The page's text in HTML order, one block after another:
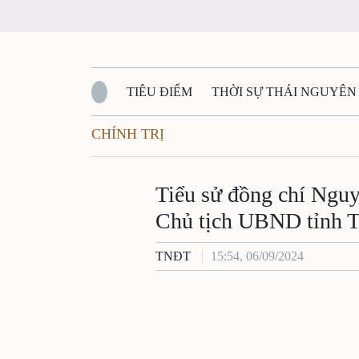
TIÊU ĐIỂM THỜI SỰ THÁI NGUYÊN
QUỐC PHÒNG - AN NINH
QUÊ HƯƠNG - ĐẤT NƯỚC QUỐC TẾ
VĂN BẢN, CHÍNH SÁCH MỚI VĂN
CHÍNH TRỊ
Tiểu sử đồng chí
Chủ tịch UBND tỉnh
TNĐT 15:54, 06/09/2024